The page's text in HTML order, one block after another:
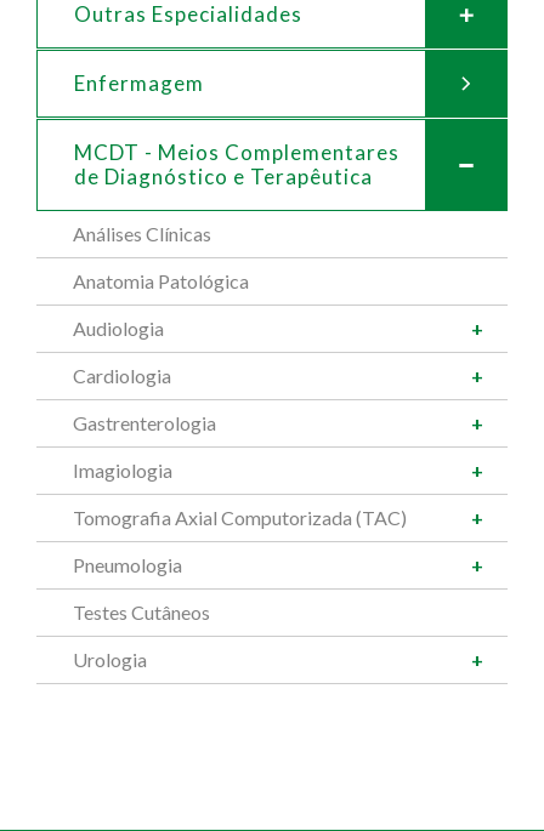
Outras Especialidades
Enfermagem
MCDT - Meios Complementares
de Diagnóstico e Terapêutica
Análises Clínicas
Anatomia Patológica
Audiologia
Cardiologia
Gastrenterologia
Imagiologia
Tomografia Axial Computorizada (TAC)
Pneumologia
Testes Cutâneos
Urologia